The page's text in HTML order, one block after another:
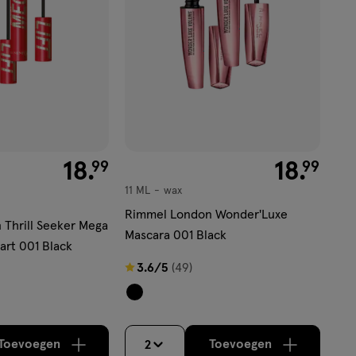
€ 18.99
18.99
Thrill Seeker Mega
001 Black
verhoog aantal met één Bijna uitverkocht!Er zijn nog
€ 18.99
18.99
wax
11 ML wax
Rimmel London Wonder'Luxe
Mascara 001 Black
3.6/5 (49)
3.6
van
sterren
2 Toevoegenverhoog aantal